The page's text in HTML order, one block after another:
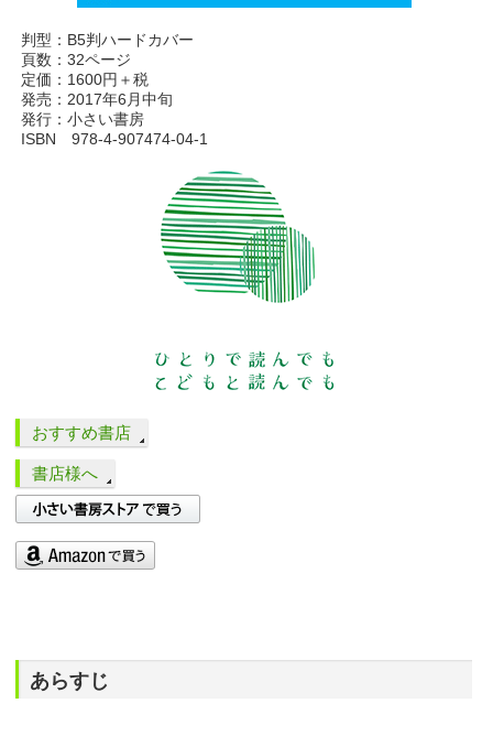
判型：B5判ハードカバー
頁数：32ページ
定価：1600円＋税
発売：2017年6月中旬
発行：小さい書房
ISBN 978-4-907474-04-1
おすすめ書店
書店様へ
あらすじ